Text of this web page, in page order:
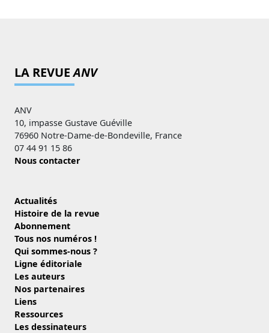
LA REVUEANV
ANV
10, impasse Gustave Guéville
76960 Notre-Dame-de-Bondeville, France
07 44 91 15 86
Nous contacter
Actualités
Histoire de la revue
Abonnement
Tous nos numéros !
Qui sommes-nous ?
Ligne éditoriale
Les auteurs
Nos partenaires
Liens
Ressources
Les dessinateurs